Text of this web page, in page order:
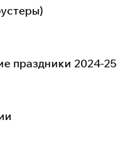
праздники 2024-25